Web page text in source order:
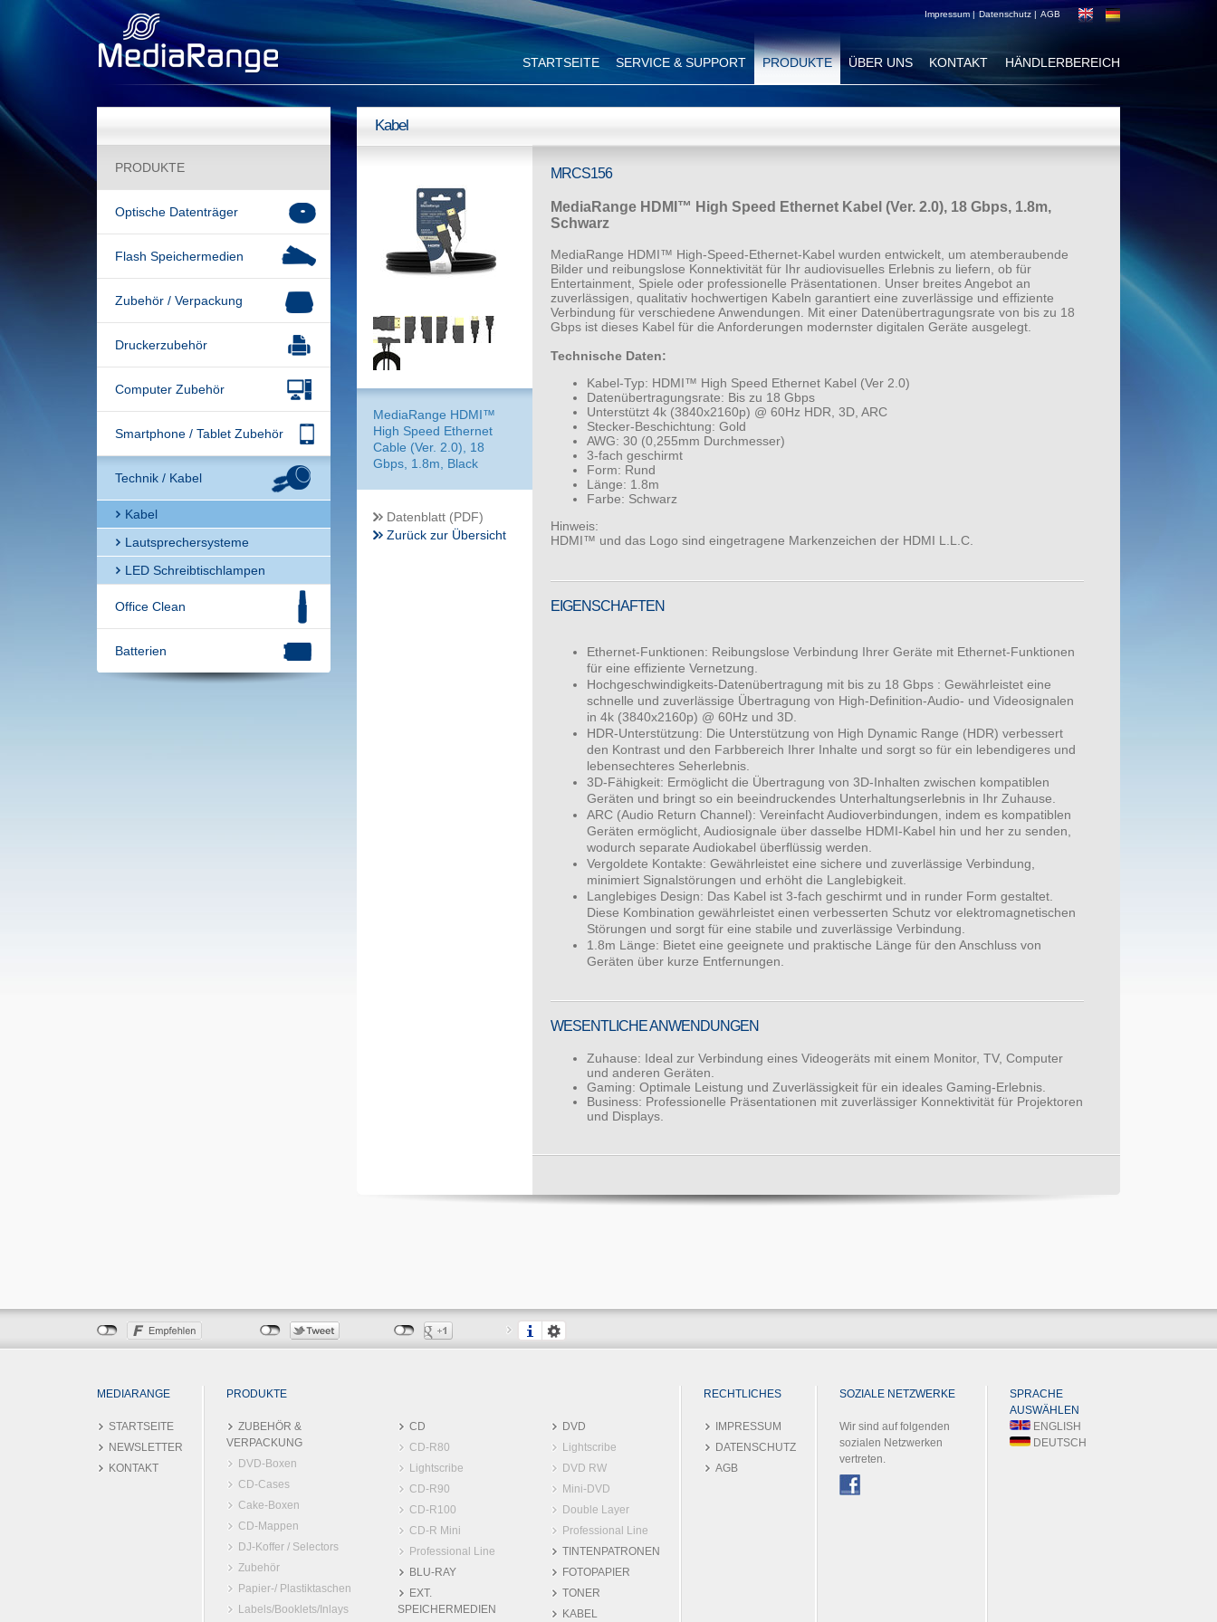
Impressum | Datenschutz | AGB
STARTSEITE SERVICE & SUPPORT PRODUKTE ÜBER UNS KONTAKT HÄNDLERBEREICH
PRODUKTE
Optische Datenträger
Flash Speichermedien
Zubehör / Verpackung
Druckerzubehör
Computer Zubehör
Smartphone / Tablet Zubehör
Technik / Kabel
Kabel
Lautsprechersysteme
LED Schreibtischlampen
Office Clean
Batterien
Kabel
MediaRange HDMI™
High Speed Ethernet
Cable (Ver. 2.0), 18
Gbps, 1.8m, Black
Datenblatt (PDF)
Zurück zur Übersicht
MRCS156
MediaRange HDMI™ High Speed Ethernet Kabel (Ver. 2.0), 18 Gbps, 1.8m,
Schwarz
MediaRange HDMI™ High-Speed-Ethernet-Kabel wurden entwickelt, um atemberaubende
Bilder und reibungslose Konnektivität für Ihr audiovisuelles Erlebnis zu liefern, ob für
Entertainment, Spiele oder professionelle Präsentationen. Unser breites Angebot an
zuverlässigen, qualitativ hochwertigen Kabeln garantiert eine zuverlässige und effiziente
Verbindung für verschiedene Anwendungen. Mit einer Datenübertragungsrate von bis zu 18
Gbps ist dieses Kabel für die Anforderungen modernster digitalen Geräte ausgelegt.
Technische Daten:
Kabel-Typ: HDMI™ High Speed Ethernet Kabel (Ver 2.0)
Datenübertragungsrate: Bis zu 18 Gbps
Unterstützt 4k (3840x2160p) @ 60Hz HDR, 3D, ARC
Stecker-Beschichtung: Gold
AWG: 30 (0,255mm Durchmesser)
3-fach geschirmt
Form: Rund
Länge: 1.8m
Farbe: Schwarz
Hinweis:
HDMI™ und das Logo sind eingetragene Markenzeichen der HDMI L.L.C.
EIGENSCHAFTEN
Ethernet-Funktionen: Reibungslose Verbindung Ihrer Geräte mit Ethernet-Funktionen
für eine effiziente Vernetzung.
Hochgeschwindigkeits-Datenübertragung mit bis zu 18 Gbps : Gewährleistet eine
schnelle und zuverlässige Übertragung von High-Definition-Audio- und Videosignalen
in 4k (3840x2160p) @ 60Hz und 3D.
HDR-Unterstützung: Die Unterstützung von High Dynamic Range (HDR) verbessert
den Kontrast und den Farbbereich Ihrer Inhalte und sorgt so für ein lebendigeres und
lebensechteres Seherlebnis.
3D-Fähigkeit: Ermöglicht die Übertragung von 3D-Inhalten zwischen kompatiblen
Geräten und bringt so ein beeindruckendes Unterhaltungserlebnis in Ihr Zuhause.
ARC (Audio Return Channel): Vereinfacht Audioverbindungen, indem es kompatiblen
Geräten ermöglicht, Audiosignale über dasselbe HDMI-Kabel hin und her zu senden,
wodurch separate Audiokabel überflüssig werden.
Vergoldete Kontakte: Gewährleistet eine sichere und zuverlässige Verbindung,
minimiert Signalstörungen und erhöht die Langlebigkeit.
Langlebiges Design: Das Kabel ist 3-fach geschirmt und in runder Form gestaltet.
Diese Kombination gewährleistet einen verbesserten Schutz vor elektromagnetischen
Störungen und sorgt für eine stabile und zuverlässige Verbindung.
1.8m Länge: Bietet eine geeignete und praktische Länge für den Anschluss von
Geräten über kurze Entfernungen.
WESENTLICHE ANWENDUNGEN
Zuhause: Ideal zur Verbindung eines Videogeräts mit einem Monitor, TV, Computer
und anderen Geräten.
Gaming: Optimale Leistung und Zuverlässigkeit für ein ideales Gaming-Erlebnis.
Business: Professionelle Präsentationen mit zuverlässiger Konnektivität für Projektoren
und Displays.
MEDIARANGE PRODUKTE RECHTLICHES SOZIALE NETZWERKE
SPRACHE
AUSWÄHLEN
STARTSEITE
NEWSLETTER
KONTAKT
ZUBEHÖR &
VERPACKUNG
DVD-Boxen
CD-Cases
Cake-Boxen
CD-Mappen
DJ-Koffer / Selectors
Zubehör
Papier-/ Plastiktaschen
Labels/Booklets/Inlays
CD
CD-R80
Lightscribe
CD-R90
CD-R100
CD-R Mini
Professional Line
BLU-RAY
EXT.
SPEICHERMEDIEN
DVD
Lightscribe
DVD RW
Mini-DVD
Double Layer
Professional Line
TINTENPATRONEN
FOTOPAPIER
TONER
KABEL
IMPRESSUM
DATENSCHUTZ
AGB
Wir sind auf folgenden
sozialen Netzwerken
vertreten.
ENGLISH
DEUTSCH